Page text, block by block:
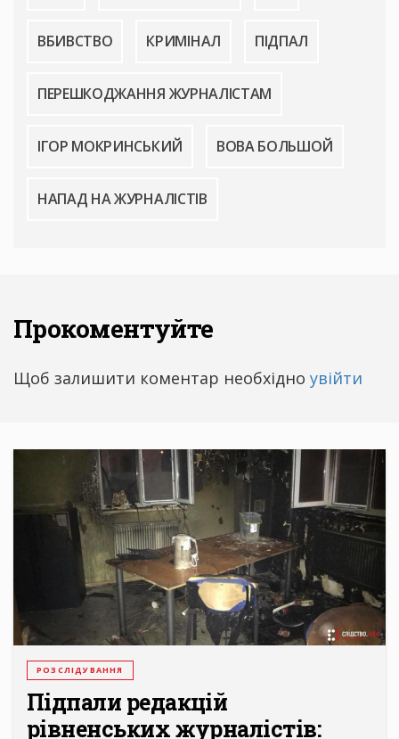
ВБИВСТВО КРИМІНАЛ ПІДПАЛ
ПЕРЕШКОДЖАННЯ ЖУРНАЛІСТАМ
ІГОР МОКРИНСЬКИЙ ВОВА БОЛЬШОЙ
НАПАД НА ЖУРНАЛІСТІВ
Прокоментуйте
Щоб залишити коментар необхідно увійти
РОЗСЛІДУВАННЯ
Підпали редакцій
рівненських журналістів: